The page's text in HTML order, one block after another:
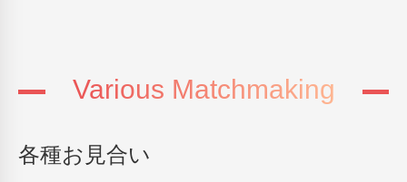
Various Matchmaking
各種お見合い